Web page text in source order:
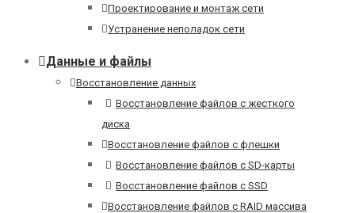
Проектирование и монтаж сети
Устранение неполадок сети
Данные и файлы
Восстановление данных
Восстановление файлов с жесткого
диска
Восстановление файлов с флешки
Восстановление файлов с SD-карты
Восстановление файлов с SSD
Восстановление файлов с RAID массива